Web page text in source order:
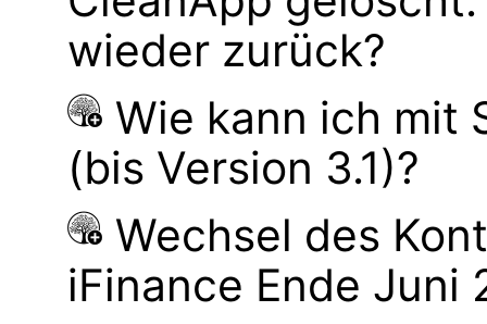
wieder zurück?
Wie kann ich mit
(bis Version 3.1)?
Wechsel des
iFinance Ende Juni